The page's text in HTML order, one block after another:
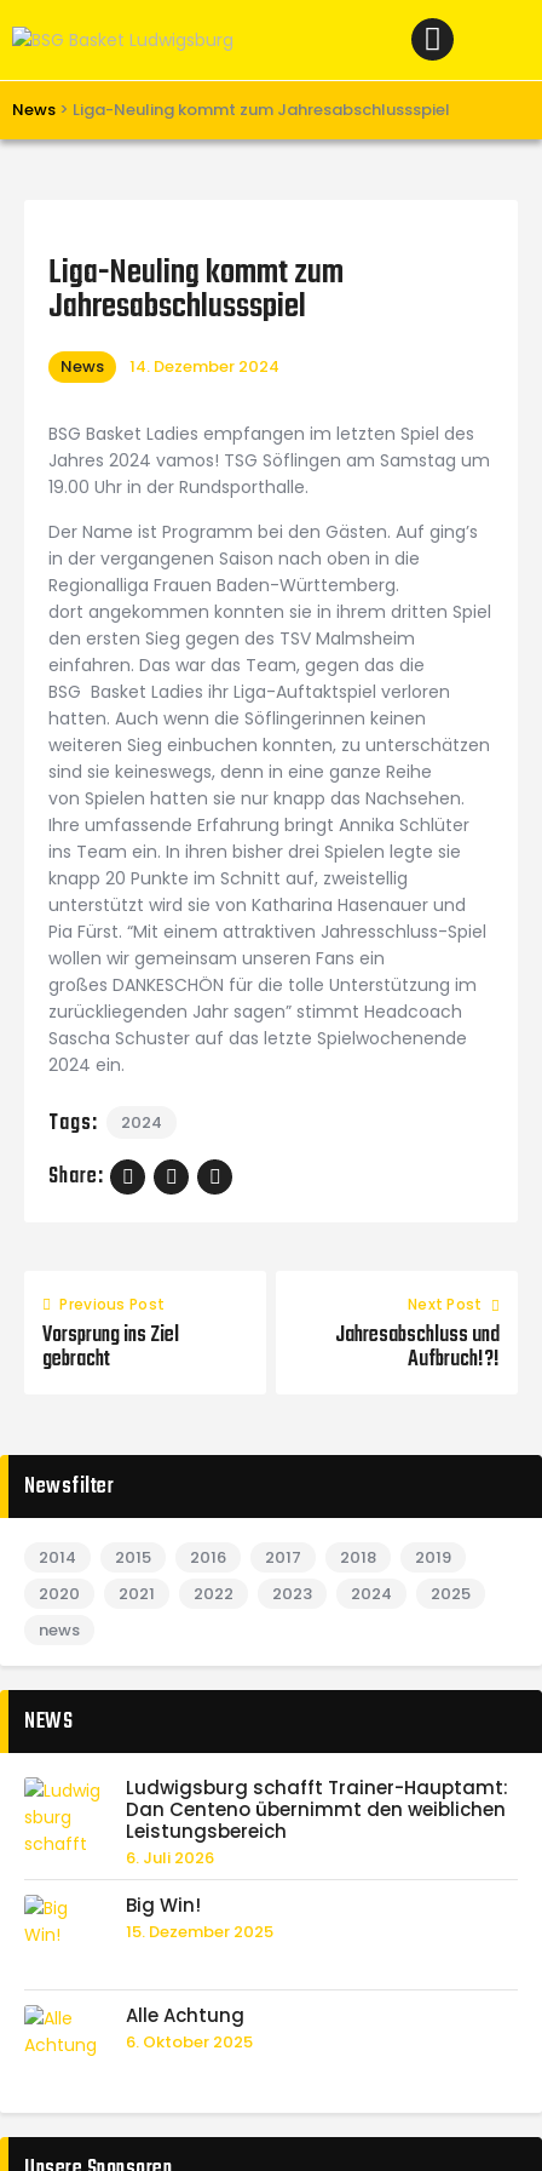
News > Liga-Neuling kommt zum Jahresabschlussspiel
Verein
Unterstützen
Liga-Neuling kommt zum
Jahresabschlussspiel
News 14. Dezember 2024
BSG Basket Ladies empfangen im letzten Spiel des
Jahres 2024 vamos! TSG Söflingen am Samstag um
19.00 Uhr in der Rundsporthalle.
Der Name ist Programm bei den Gästen. Auf ging’s
in der vergangenen Saison nach oben in die
Regionalliga Frauen Baden-Württemberg.
dort angekommen konnten sie in ihrem dritten Spiel
den ersten Sieg gegen des TSV Malmsheim
einfahren. Das war das Team, gegen das die
BSG Basket Ladies ihr Liga-Auftaktspiel verloren
hatten. Auch wenn die Söflingerinnen keinen
weiteren Sieg einbuchen konnten, zu unterschätzen
sind sie keineswegs, denn in eine ganze Reihe
von Spielen hatten sie nur knapp das Nachsehen.
Ihre umfassende Erfahrung bringt Annika Schlüter
ins Team ein. In ihren bisher drei Spielen legte sie
knapp 20 Punkte im Schnitt auf, zweistellig
unterstützt wird sie von Katharina Hasenauer und
Pia Fürst. “Mit einem attraktiven Jahresschluss-Spiel
wollen wir gemeinsam unseren Fans ein
großes DANKESCHÖN für die tolle Unterstützung im
zurückliegenden Jahr sagen” stimmt Headcoach
Sascha Schuster auf das letzte Spielwochenende
2024 ein.
Tags: 2024
Share:
Previous Post
Vorsprung ins Ziel
gebracht
Next Post
Jahresabschluss und
Aufbruch!?!
Newsfilter
2014 2015 2016 2017 2018
2019
2020
2021 2022 2023 2024
2025
news
NEWS
Ludwigsburg schafft Trainer-Hauptamt:
Dan Centeno übernimmt den weiblichen
Leistungsbereich
6. Juli 2026
Big Win!
15. Dezember 2025
Alle Achtung
6. Oktober 2025